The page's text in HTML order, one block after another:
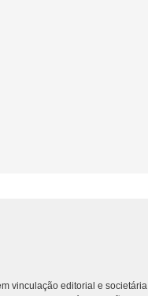
vinculação editorial e